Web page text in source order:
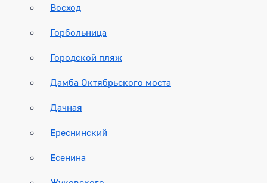
Восход
Горбольница
Городской пляж
Дамба Октябрьского моста
Дачная
Ереснинский
Есенина